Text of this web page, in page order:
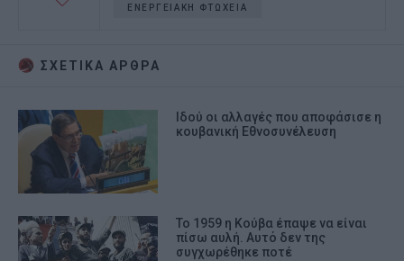
ΕΝΕΡΓΕΙΑΚΗ ΦΤΩΧΕΙΑ
ΣΧΕΤΙΚA AΡΘΡΑ
Ιδού οι αλλαγές που αποφάσισε η
κουβανική Εθνοσυνέλευση
Το 1959 η Κούβα έπαψε να είναι
πίσω αυλή. Αυτό δεν της
συγχωρέθηκε ποτέ